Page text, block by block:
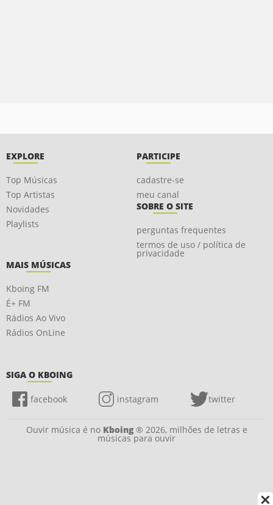
EXPLORE
Top Músicas
Top Artistas
Novidades
Playlists
PARTICIPE
cadastre-se
meu canal
SOBRE O SITE
perguntas frequentes
termos de uso / política de
privacidade
MAIS MÚSICAS
Kboing FM
É+ FM
Rádios Ao Vivo
Rádios OnLine
SIGA O KBOING
facebook instagram twitter
Ouvir música é no Kboing® 2026, milhões de letras e
músicas para ouvir